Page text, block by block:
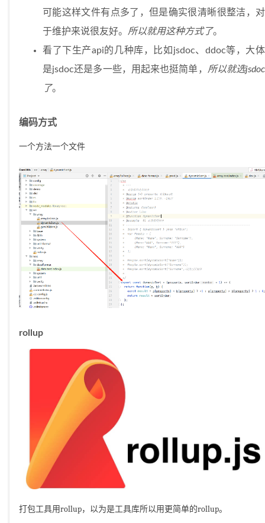
可能这样文件有点多了，但是确实很清晰很整洁，对
于维护来说很友好。 所以就用这种方式了。
看了下生产api的几种库，比如jsdoc、ddoc等，大体
是jsdoc还是多一些，用起来也挺简单， 所以就选jsdoc
了。
编码方式
一个方法一个文件
rollup
打包工具用rollup，以为是工具库所以用更简单的rollup。